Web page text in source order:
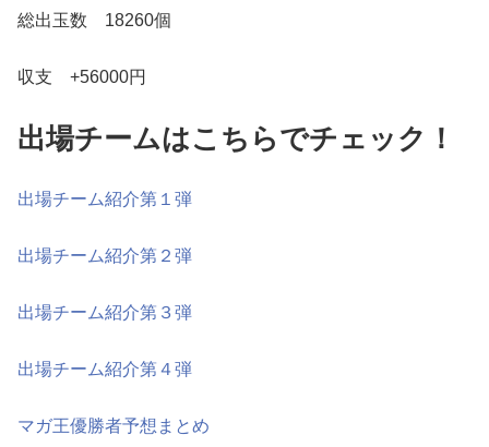
総出玉数 18260個
収支 +56000円
出場チームはこちらでチェック！
出場チーム紹介第１弾
出場チーム紹介第２弾
出場チーム紹介第３弾
出場チーム紹介第４弾
マガ王優勝者予想まとめ